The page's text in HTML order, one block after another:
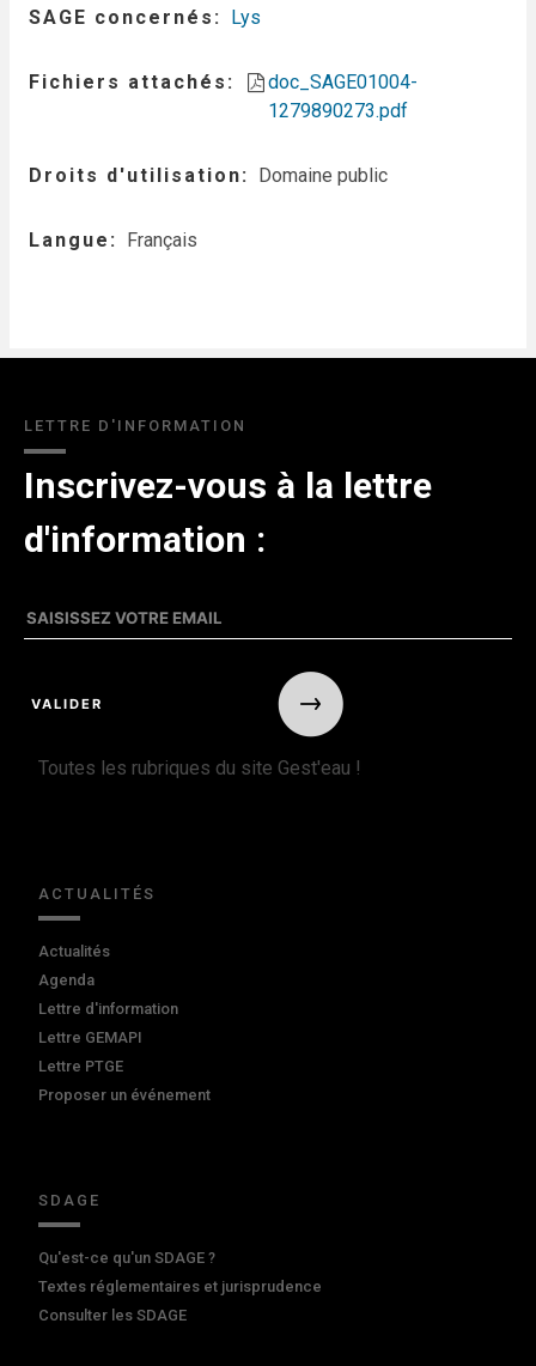
SAGE concernés Lys
Fichiers attachés
doc_SAGE01004-
1279890273.pdf
Droits d'utilisation Domaine public
Langue Français
LETTRE D'INFORMATION
Inscrivez-vous à la lettre
d'information :
Toutes les rubriques du site Gest'eau !
ACTUALITÉS
Actualités
Agenda
Lettre d'information
Lettre GEMAPI
Lettre PTGE
Proposer un événement
SDAGE
Qu'est-ce qu'un SDAGE ?
Textes réglementaires et jurisprudence
Consulter les SDAGE